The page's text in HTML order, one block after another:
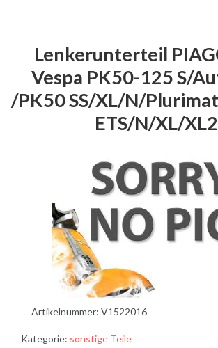
Lenkerunterteil
Vespa PK50-125 S/
/PK50 SS/XL/N/
ETS/N/XL/XL2
Artikelnummer: V1522016
Kategorie: sonstige Teile